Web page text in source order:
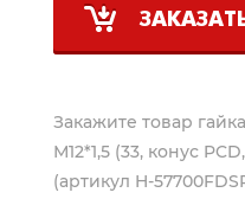
Закажите товар
М12*1,5 (33, конус
(артикул H-